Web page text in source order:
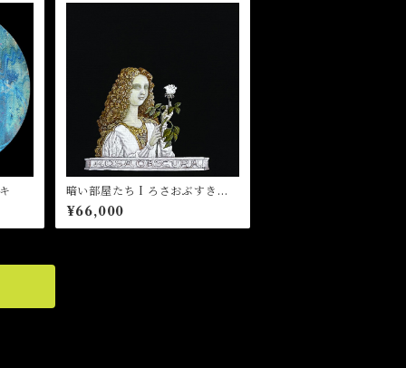
暗い部屋たち I ろさおぶすきゅ
ら(見えない薔薇) 作：菅野まり
子
¥66,000